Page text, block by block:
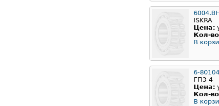
ISKRA
Цена:
Кол-
В
6-
ГПЗ-4
Цена:
Кол-
В